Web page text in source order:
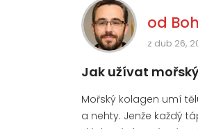
od
z dub 26,
Jak užívat
Mořský kolagen umí
a nehty. Jenže každý